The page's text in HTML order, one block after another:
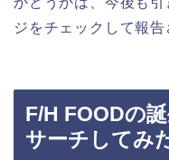
ジをチェックして報
F/H FOODの
サーチしてみ